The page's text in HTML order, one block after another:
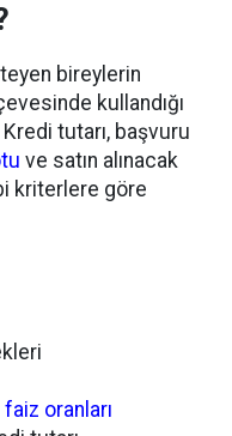
bireylerin
kullandığı
tutarı, başvuru
ve satın alınacak
kriterlere göre
faiz oranları